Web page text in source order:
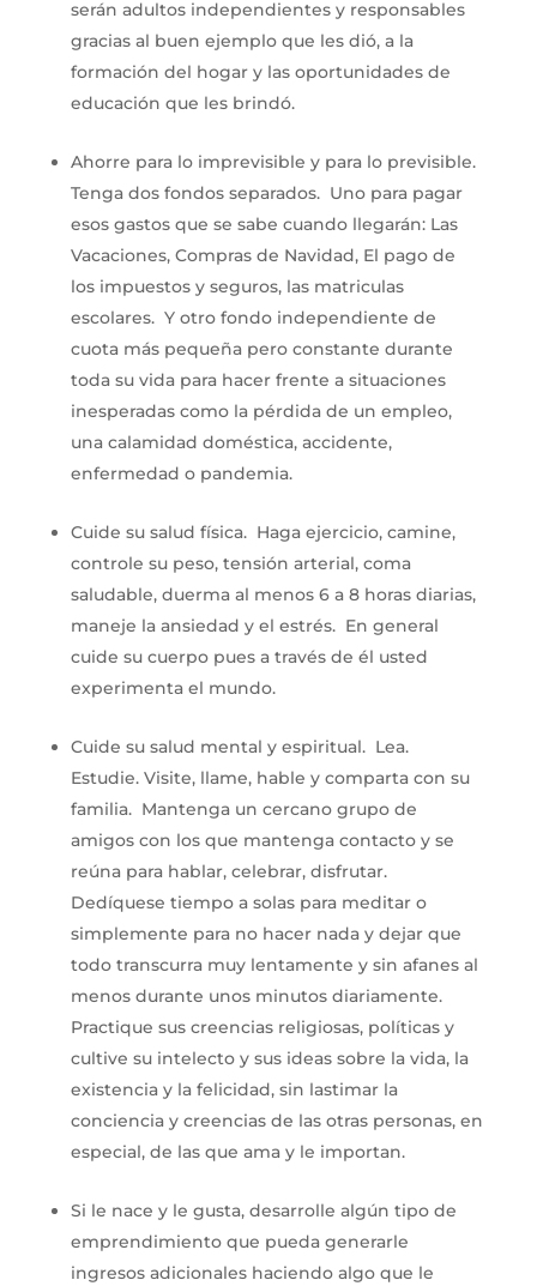
serán adultos independientes y responsables
gracias al buen ejemplo que les dió, a la
formación del hogar y las oportunidades de
educación que les brindó.
Ahorre para lo imprevisible y para lo previsible.
Tenga dos fondos separados. Uno para pagar
esos gastos que se sabe cuando llegarán: Las
Vacaciones, Compras de Navidad, El pago de
los impuestos y seguros, las matriculas
escolares. Y otro fondo independiente de
cuota más pequeña pero constante durante
toda su vida para hacer frente a situaciones
inesperadas como la pérdida de un empleo,
una calamidad doméstica, accidente,
enfermedad o pandemia.
Cuide su salud física. Haga ejercicio, camine,
controle su peso, tensión arterial, coma
saludable, duerma al menos 6 a 8 horas diarias,
maneje la ansiedad y el estrés. En general
cuide su cuerpo pues a través de él usted
experimenta el mundo.
Cuide su salud mental y espiritual. Lea.
Estudie. Visite, llame, hable y comparta con su
familia. Mantenga un cercano grupo de
amigos con los que mantenga contacto y se
reúna para hablar, celebrar, disfrutar.
Dedíquese tiempo a solas para meditar o
simplemente para no hacer nada y dejar que
todo transcurra muy lentamente y sin afanes al
menos durante unos minutos diariamente.
Practique sus creencias religiosas, políticas y
cultive su intelecto y sus ideas sobre la vida, la
existencia y la felicidad, sin lastimar la
conciencia y creencias de las otras personas, en
especial, de las que ama y le importan.
Si le nace y le gusta, desarrolle algún tipo de
emprendimiento que pueda generarle
ingresos adicionales haciendo algo que le